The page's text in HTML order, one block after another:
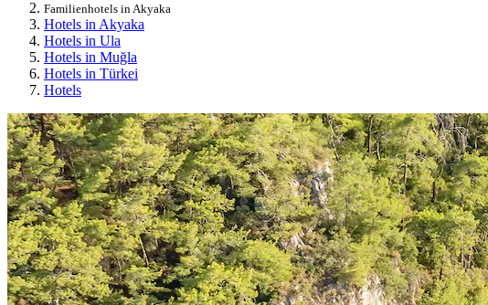
Familienhotels in Akyaka
Hotels in Akyaka
Hotels in Ula
Hotels in Muğla
Hotels in Türkei
Hotels